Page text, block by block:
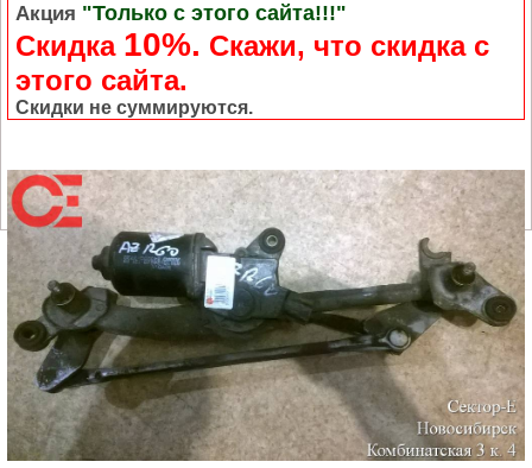
Акция "Только с этого сайта!!!"
Скидка 10%. Cкажи, что скидка с
этого сайта.
Скидки не суммируются.